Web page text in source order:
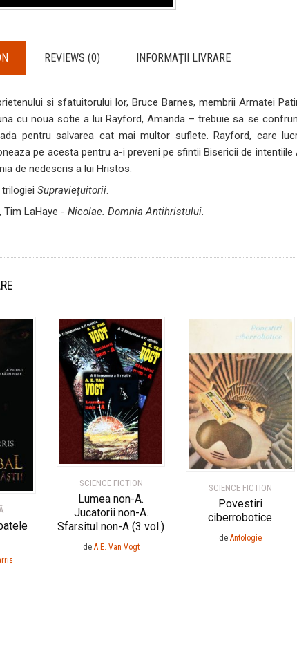
REVIEWS (0) INFORMAȚII LIVRARE
si sfatuitorului lor, Bruce Barnes, membrii Armatei
cu noua sotie a lui Rayford, Amanda – trebuie sa se
pentru salvarea cat mai multor suflete. Rayford, care
pe acesta pentru a-i preveni pe sfintii Bisericii de
de nedescris a lui Hristos.
Supraviețuitorii.
Tim LaHaye - Nicolae. Domnia Antihristului.
SCIENCE FICTION
Lumea non-A.
Jucatorii non-A.
Sfarsitul non-A (3 vol.)
de A.E. Van Vogt
SCIENCE FICTION
Povestiri
ciberrobotice
de Antologie